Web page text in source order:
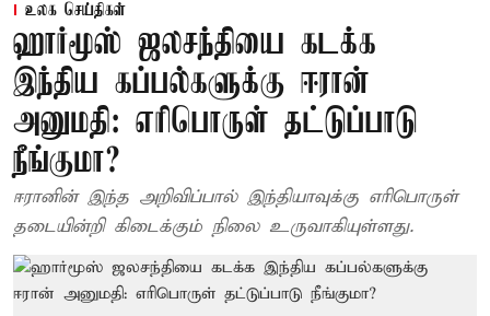
உலக செய்திகள்
ஹார்மூஸ் ஜலசந்தியை கடக்க
இந்திய கப்பல்களுக்கு ஈரான்
அனுமதி: எரிபொருள் தட்டுப்பாடு
நீங்குமா?
ஈரானின் இந்த அறிவிப்பால் இந்தியாவுக்கு எரிபொருள்
தடையின்றி கிடைக்கும் நிலை உருவாகியுள்ளது.